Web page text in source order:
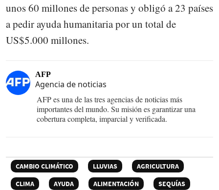
unos 60 millones de personas y obligó a 23 países
a pedir ayuda humanitaria por un total de
US$5.000 millones.
AFP
Agencia de noticias
AFP es una de las tres agencias de noticias más
importantes del mundo. Su misión es garantizar una
cobertura completa, imparcial y verificada.
CAMBIO CLIMÁTICO LLUVIAS
AGRICULTURA
CLIMA
AYUDA ALIMENTACIÓN
SEQUÍAS